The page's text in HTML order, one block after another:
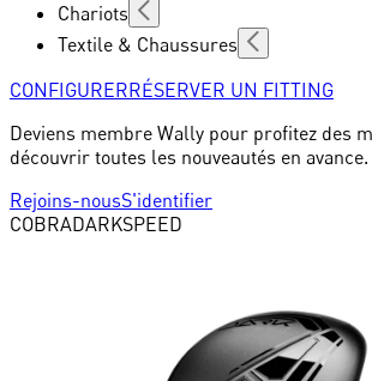
Chariots
Textile & Chaussures
CONFIGURERRÉSERVER UN FITTING
Deviens membre Wally pour profitez des
découvrir toutes les nouveautés en avance.
Rejoins-nousS'identifier
COBRADARKSPEED